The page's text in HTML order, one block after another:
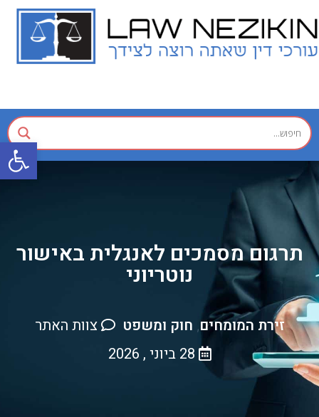
תרגום מסמכים לאנגלית באישור
נוטריוני
זירת המומחים, חוק ומשפט
צוות האתר
28 ביוני , 2026